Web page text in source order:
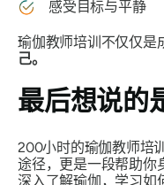
感受目标与平静
瑜伽教师培训不仅仅是
己。
最后想说的
200小时的瑜伽教师培
途径，更是一段帮助你
深入了解瑜伽，学习如